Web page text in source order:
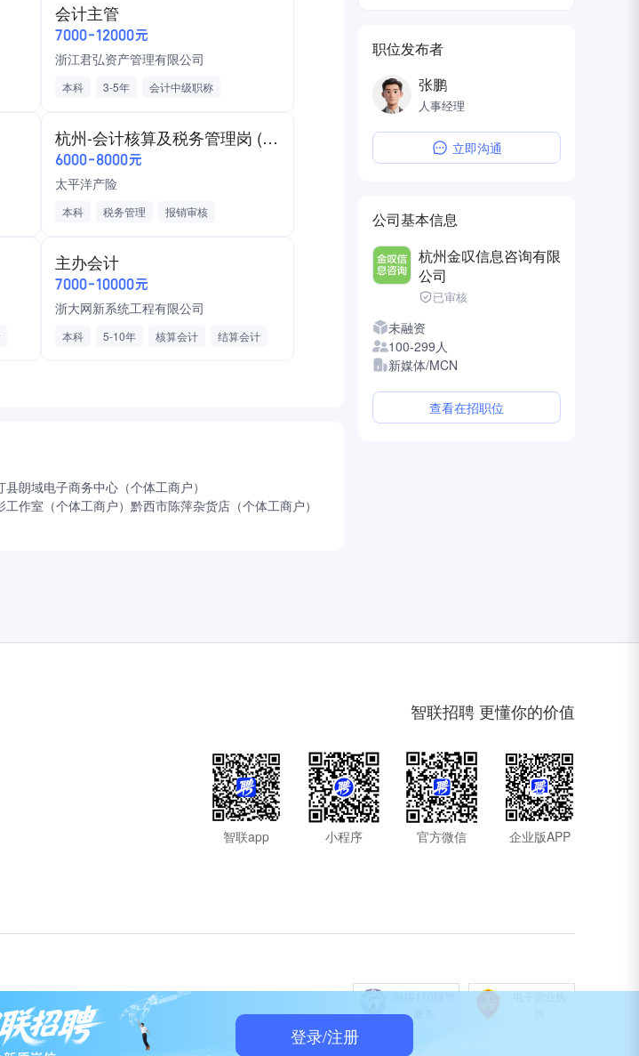
会计主管
7000-12000元
浙江君弘资产管理有限公司
本科 3-5年
会计中级职称
五险一金
杭州-会计核算及税务管理岗 (MJ008590)
6000-8000元
太平洋产险
本科 税务管理
报销审核
主办会计
7000-10000元
浙大网新系统工程有限公司
本科 5-10年 核算会计 结算会计
县朗域电子商务中心（个体工商户）
作室（个体工商户） 黔西市陈萍杂货店（个体工商户）
登录/注册
职位发布者
张鹏
人事经理
立即沟通
公司基本信息
杭州金叹信息咨询有限
公司
已审核
未融资
100-299人
新媒体/MCN
查看在招职位
智联招聘 更懂你的价值
智联app 小程序 官方微信 企业版APP
网络110报警
电子营业执